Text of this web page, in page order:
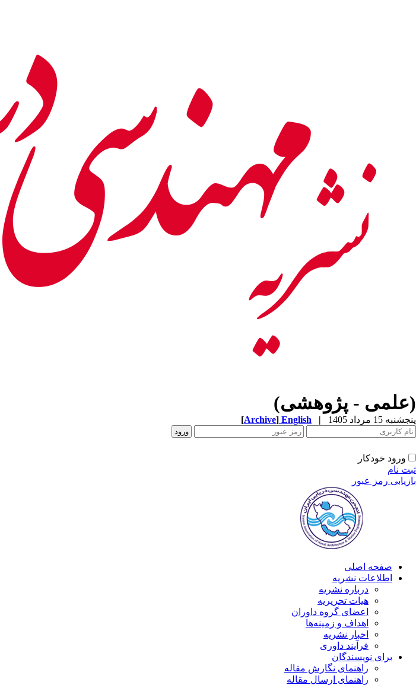
(علمی - پژوهشی)
پنجشنبه 15 مرداد 1405 |
English
[Archive]
ورود خودکار
ثبت نام
بازیابی رمز عبور
صفحه اصلی
اطلاعات نشریه
درباره نشریه
هیات تحریریه
اعضای گروه داوران
اهداف و زمینه‌ها
اخبار نشریه
فرآیند داوری
برای نویسندگان
راهنمای نگارش مقاله
راهنمای ارسال مقاله